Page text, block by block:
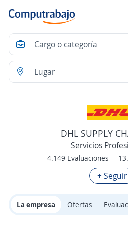
DHL SUPPLY
Servicios
4.149 Evaluaciones
+ Seguir
La empresa Ofertas